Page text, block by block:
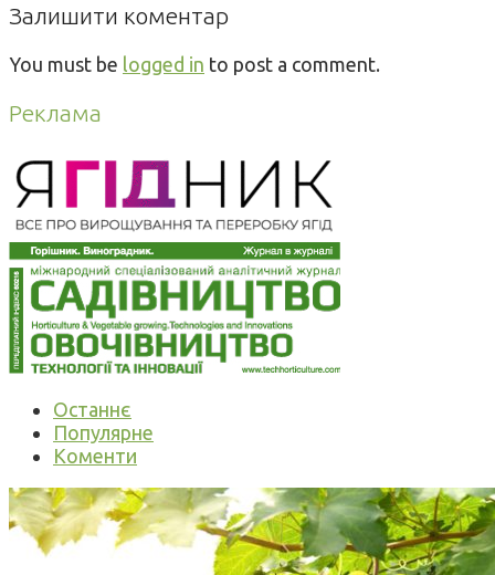
Залишити коментар
You must be logged in to post a comment.
Реклама
Останнє
Популярне
Коменти